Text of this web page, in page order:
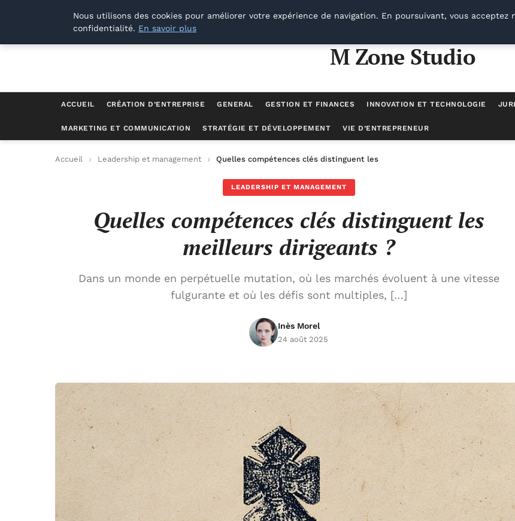
M Zone Studio
M Zone Studio
ACCUEIL CRÉATION D’ENTREPRISE GENERAL GESTION ET FINANCES INNOVATION ET TECHNOLOGIE
MARKETING ET COMMUNICATION STRATÉGIE ET DÉVELOPPEMENT VIE D’ENTREPRENEUR
Accueil Leadership et management Quelles compétences clés distinguent les meilleurs dirigeants ?
LEADERSHIP ET MANAGEMENT
Quelles compétences clés distinguent les
meilleurs dirigeants ?
Dans un monde en perpétuelle mutation, où les marchés évoluent à une vitesse
fulgurante et où les défis sont multiples, […]
Inès Morel
24 août 2025
Nous utilisons des cookies pour améliorer votre expérience de navigation. En poursuivant, vous acceptez
confidentialité. En savoir plus